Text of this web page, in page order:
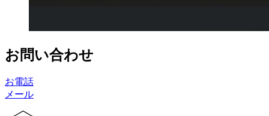
お問い合わせ
お電話
メール